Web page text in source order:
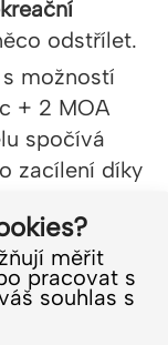
měřit
pracovat s
souhlas s
odstřílet.
možností
+ 2 MOA
spočívá
zacílení díky
střelce